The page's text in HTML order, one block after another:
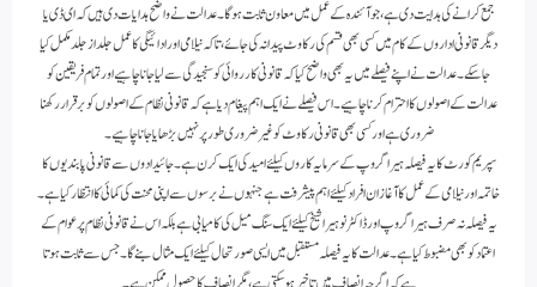
جمع کرانے کی ہدایت دی ہے، جو آئندہ کے عمل میں معاون ثابت ہوگا۔ عدالت نے واضح ہدایات دی ہیں کہ ای ڈی یا
دیگر قانونی اداروں کے کام میں کسی بھی قسم کی رکاوٹ پیدا نہ کی جائے، تاکہ نیلامی اور ادائیگی کا عمل جلد از جلد مکمل کیا
جا سکے۔عدالت نے اپنے فیصلے میں یہ بھی واضح کیا کہ قانونی کارروائی کو سنجیدگی سے لیا جانا چاہیے اور تمام فریقین کو
عدالت کے اصولوں کا احترام کرنا چاہیے۔ اس فیصلے نے ایک اہم پیغام دیا ہے کہ قانونی نظام کے اصولوں کو برقرار رکھنا
ضروری ہے اور کسی بھی قانونی رکاوٹ کو غیر ضروری طور پر نہیں بڑھایا جانا چاہیے۔
سپریم کورٹ کا یہ فیصلہ ہیرا گروپ کے سرمایہ کاروں کیلئے امید کی ایک کرن ہے۔ جائیدادوں سے قانونی پابندیوں کا
خاتمہ اور نیلامی کے عمل کا آغاز ان افراد کیلئے اہم پیشرفت ہے جنہوں نے برسوں سے اپنی محنت کی کمائی کا انتظار کیا ہے۔
یہ فیصلہ نہ صرف ہیرا گروپ اور ڈاکٹر نوہیرا شیخ کیلئے ایک سنگ میل کی کامیابی ہے بلکہ اس نے قانونی نظام پر عوام کے
اعتماد کو بھی مضبوط کیا ہے۔ عدالت کا یہ فیصلہ مستقبل میں ایسی صورتحال کیلئے ایک مثال بنے گا۔ جس سے ثابت ہوتا